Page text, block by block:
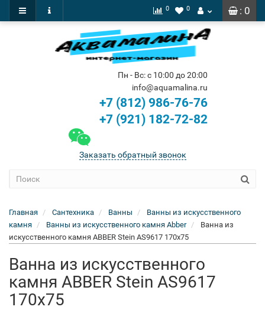
: 0
0 0
Пн - Вс: с 10:00 до 20:00
info@aquamalina.ru
+7 (812) 986-76-76
+7 (921) 182-72-82
Заказать обратный звонок
Главная Сантехника Ванны
Ванны из искусственного
камня
Ванны из искусственного камня Abber
Ванна из
искусственного камня ABBER Stein AS9617 170x75
Ванна из искусственного
камня ABBER Stein AS9617
170x75